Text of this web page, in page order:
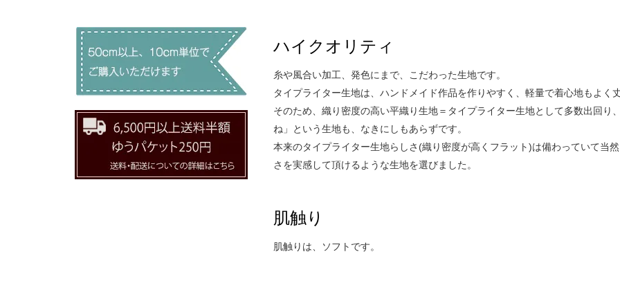
ハイクオリティ
糸や風合い加工、発色にまで、こだわった生地です。
タイプライター生地は、ハンドメイド作品を作りやすく、軽量で着心地もよく
そのため、織り密度の高い平織り生地＝タイプライター生地として多数出回
ね」という生地も、なきにしもあらずです。
本来のタイプライター生地らしさ(織り密度が高くフラット)は備わっていて当
さを実感して頂けるような生地を選びました。
肌触り
肌触りは、ソフトです。